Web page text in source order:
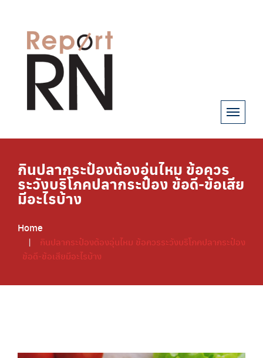
กินปลากระป๋องต้องอุ่นไหม ข้อควร
ระวังบริโภคปลากระป๋อง ข้อดี-ข้อเสีย
มีอะไรบ้าง
Home
กินปลากระป๋องต้องอุ่นไหม ข้อควรระวังบริโภคปลากระป๋อง
ข้อดี-ข้อเสียมีอะไรบ้าง